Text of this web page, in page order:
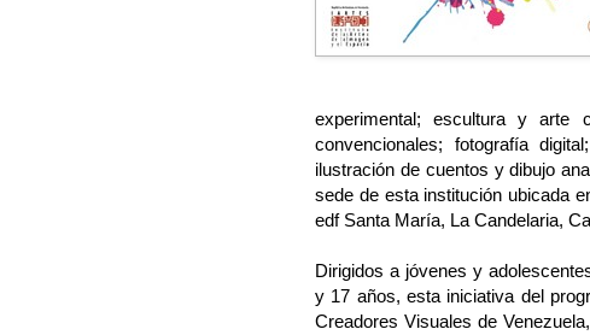
experimental; escultura y arte
convencionales; fotografía
ilustración de cuentos y dibujo
sede de esta institución ubicada
edf Santa María, La Candelaria,
Dirigidos a jóvenes y
y 17 años, esta iniciativa del
Creadores Visuales de